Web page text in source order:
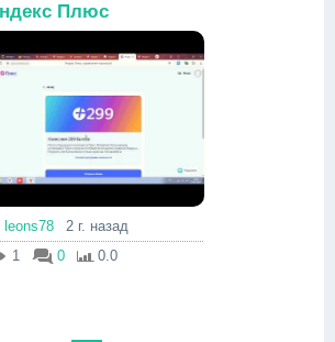
Плюс
leons78
2 г. назад
1
0 0.0